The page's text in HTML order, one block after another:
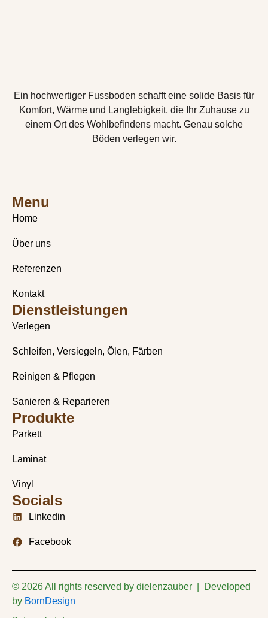
Ein hochwertiger Fussboden schafft eine solide Basis für
Komfort, Wärme und Langlebigkeit, die Ihr Zuhause zu
einem Ort des Wohlbefindens macht. Genau solche
Böden verlegen wir.
Menu
Home
Über uns
Referenzen
Kontakt
Dienstleistungen
Verlegen
Schleifen, Versiegeln, Ölen, Färben
Reinigen & Pflegen
Sanieren & Reparieren
Produkte
Parkett
Laminat
Vinyl
Socials
Linkedin
Facebook
© 2026 All rights reserved by dielenzauber | Developed
by BornDesign